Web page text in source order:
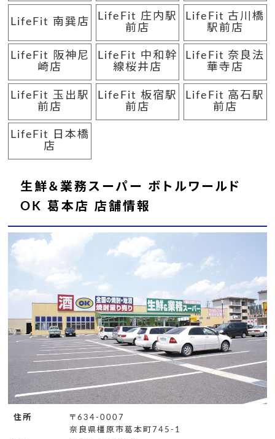
LifeFit 南巽店
LifeFit 庄内駅
前店
LifeFit 古川橋
駅前店
LifeFit 阪神尼
崎店
LifeFit 中和幹
線桜井店
LifeFit 奈良法
華寺店
LifeFit 玉出駅
前店
LifeFit 板宿駅
前店
LifeFit 高石駅
前店
LifeFit 日本橋
店
生鮮＆業務スーパー ボトルワールド
OK 葛本店 店舗情報
住所
〒634-0007
奈良県橿原市葛本町745-1